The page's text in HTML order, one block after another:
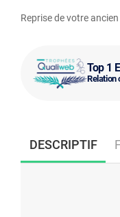
Top 1
Relation
Reprise de votre
DESCRIPTIF